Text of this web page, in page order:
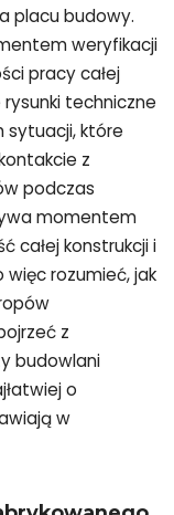
placu budowy.
weryfikacji
pracy całej
techniczne
sytuacji, które
z
podczas
momentem
całej konstrukcji i
rozumieć, jak
z
budowlani
o
w